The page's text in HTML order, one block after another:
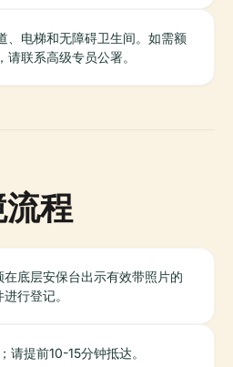
、电梯和无障碍卫生间。如需额
请联系高级专员公署。
程
在底层安保台出示有效带照片的
行登记。
请提前10-15分钟抵达。